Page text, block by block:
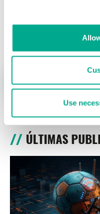
Use
Nombre*
ÚLTIMAS